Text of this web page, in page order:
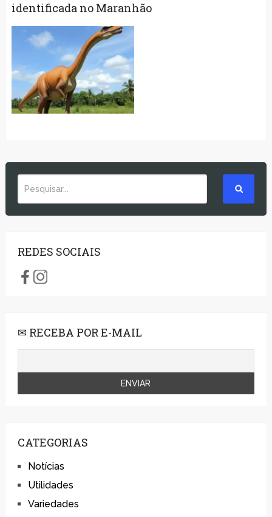
identificada no Maranhão
REDES SOCIAIS
✉ RECEBA POR E-MAIL
CATEGORIAS
Notícias
Utilidades
Variedades